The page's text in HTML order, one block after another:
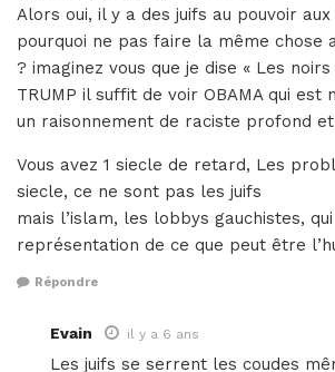
Alors oui, il y a des juifs au pouvoir aux
pourquoi ne pas faire la même chose
? imaginez vous que je dise « Les
TRUMP il suffit de voir OBAMA qui est
un raisonnement de raciste profond
Vous avez 1 siecle de retard, Les
siecle, ce ne sont pas les juifs
mais l’islam, les lobbys gauchistes,
représentation de ce que peut être
Répondre
Evain il y a 6 ans
Les juifs se serrent les coudes